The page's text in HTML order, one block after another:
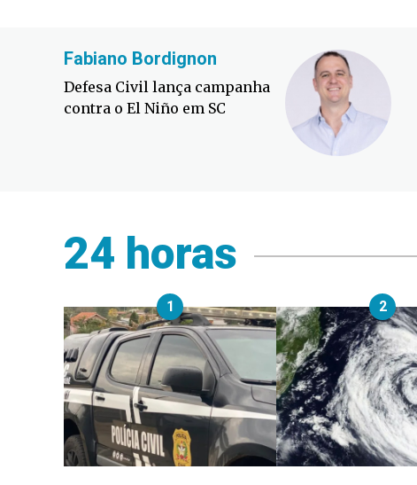
Fabiano Bordignon
Defesa Civil lança campanha
contra o El Niño em SC
24 horas
1 2